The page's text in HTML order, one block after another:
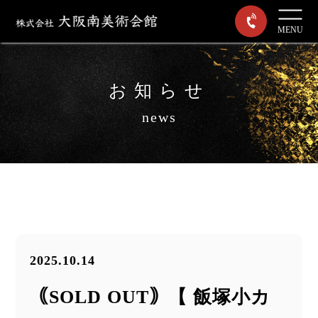
MENU
お知らせ
news
2025.10.14
｟SOLD OUT｠【 飯塚小カ